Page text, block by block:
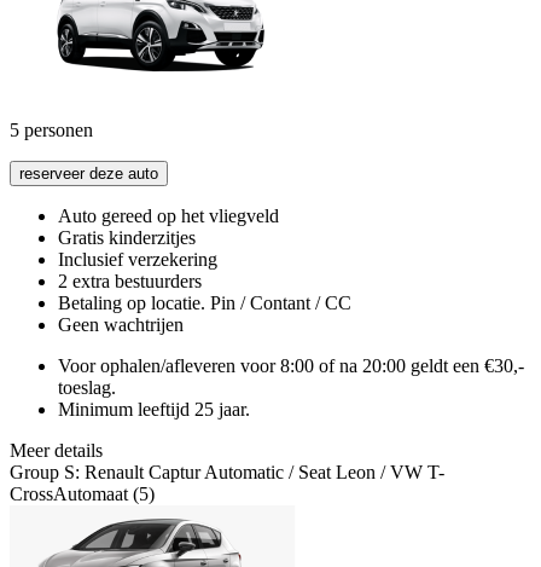
5 personen
reserveer deze auto
Auto gereed op het vliegveld
Gratis kinderzitjes
Inclusief verzekering
2 extra bestuurders
Betaling op locatie. Pin / Contant / CC
Geen wachtrijen
Voor ophalen/afleveren voor 8:00 of na 20:00 geldt een €30,-
toeslag.
Minimum leeftijd 25 jaar.
Meer details
Group S: Renault Captur Automatic / Seat Leon / VW T-
CrossAutomaat (5)